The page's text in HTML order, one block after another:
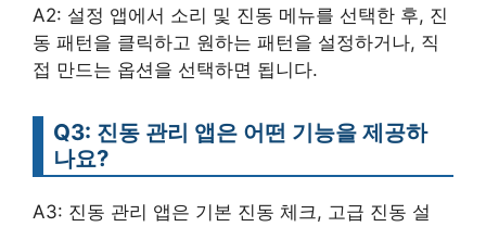
A2: 설정 앱에서 소리 및 진동 메뉴를 선택한 후, 진
동 패턴을 클릭하고 원하는 패턴을 설정하거나, 직
접 만드는 옵션을 선택하면 됩니다.
Q3: 진동 관리 앱은 어떤 기능을 제공하
나요?
A3: 진동 관리 앱은 기본 진동 체크, 고급 진동 설